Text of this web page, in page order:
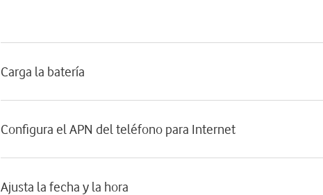
Carga la batería
Configura el APN del teléfono para Internet
Ajusta la fecha y la hora